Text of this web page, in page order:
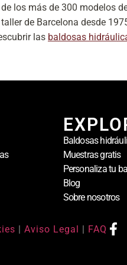
los más de 300 modelos
de Barcelona desde
las baldosas
Baldosas
Muestras gratis
Personaliza tu
Blog
Sobre nosotros
|Aviso Legal FAQ